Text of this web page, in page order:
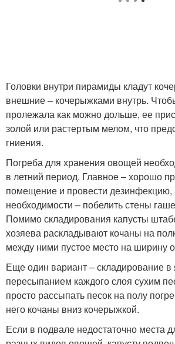
Головки внутри пирамиды кладут
внешние – кочерыжками внутрь.
пролежала как можно дольше, ее
золой или растертым мелом, что
гниения.
Погреба для хранения овощей
в летний период. Главное – хорошо
помещение и провести дезинфекцию,
необходимости – побелить стены
Помимо складирования капусты
хозяева раскладывают кочаны на
между ними пустое место на ширину
Еще один вариант – складирование в
пересыпанием каждого слоя сухим
просто рассыпать песок на полу
него кочаны вниз кочерыжкой.
Если в подвале недостаточно места